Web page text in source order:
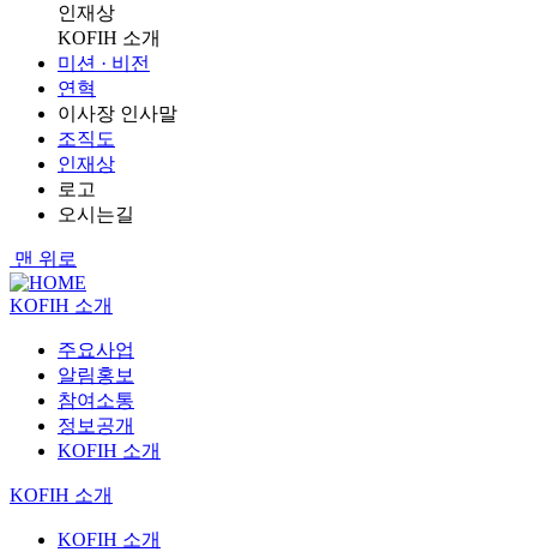
인재상
KOFIH 소개
미션 · 비전
연혁
이사장 인사말
조직도
인재상
로고
오시는길
맨 위로
KOFIH 소개
주요사업
알림홍보
참여소통
정보공개
KOFIH 소개
KOFIH 소개
KOFIH 소개